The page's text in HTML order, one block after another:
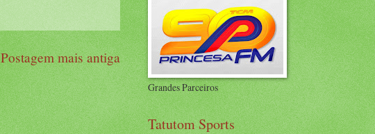
Postagem mais antiga
Grandes Parceiros
Tatutom Sports